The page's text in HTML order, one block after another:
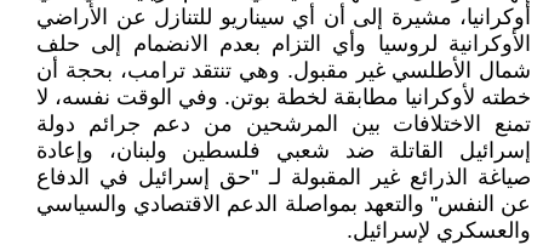
أوكرانيا، مشيرة إلى أن أي سيناريو للتنازل عن الأراضي
الأوكرانية لروسيا وأي التزام بعدم الانضمام إلى حلف
شمال الأطلسي غير مقبول. وهي تنتقد ترامب، بحجة أن
خطته لأوكرانيا مطابقة لخطة بوتن. وفي الوقت نفسه، لا
تمنع الاختلافات بين المرشحين من دعم جرائم دولة
إسرائيل القاتلة ضد شعبي فلسطين ولبنان، وإعادة
صياغة الذرائع غير المقبولة لـ "حق إسرائيل في الدفاع
عن النفس" والتعهد بمواصلة الدعم الاقتصادي والسياسي
والعسكري لإسرائيل.